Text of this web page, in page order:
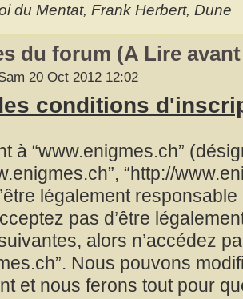
du Mentat, Frank Herbert, Dune
du forum (A Lire
20 Oct 2012 12:02
conditions
à “www.enigmes.ch”
“http://
légalement
pas d’être
alors n’accédez
Nous pouvons
et nous ferons tout pour